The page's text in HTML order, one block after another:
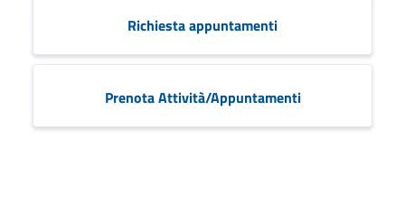
Richiesta appuntamenti
Prenota Attività/Appuntamenti